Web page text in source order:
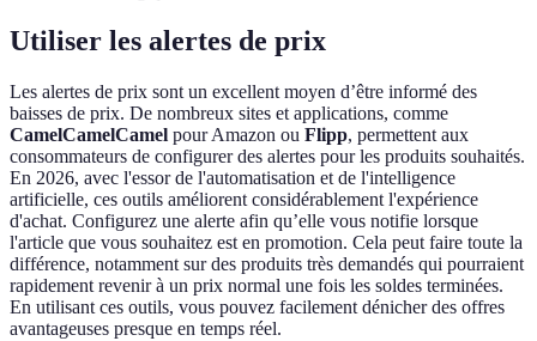
Utiliser les alertes de prix
Les alertes de prix sont un excellent moyen d’être informé des
baisses de prix. De nombreux sites et applications, comme
CamelCamelCamel pour Amazon ou Flipp, permettent aux
consommateurs de configurer des alertes pour les produits souhaités.
En 2026, avec l'essor de l'automatisation et de l'intelligence
artificielle, ces outils améliorent considérablement l'expérience
d'achat. Configurez une alerte afin qu’elle vous notifie lorsque
l'article que vous souhaitez est en promotion. Cela peut faire toute la
différence, notamment sur des produits très demandés qui pourraient
rapidement revenir à un prix normal une fois les soldes terminées.
En utilisant ces outils, vous pouvez facilement dénicher des offres
avantageuses presque en temps réel.